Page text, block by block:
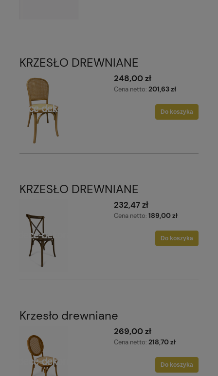
KRZESŁO DREWNIANE
248,00 zł
Cena netto: 201,63 zł
Do koszyka
KRZESŁO DREWNIANE
232,47 zł
Cena netto: 189,00 zł
Do koszyka
Krzesło drewniane
269,00 zł
Cena netto: 218,70 zł
Do koszyka